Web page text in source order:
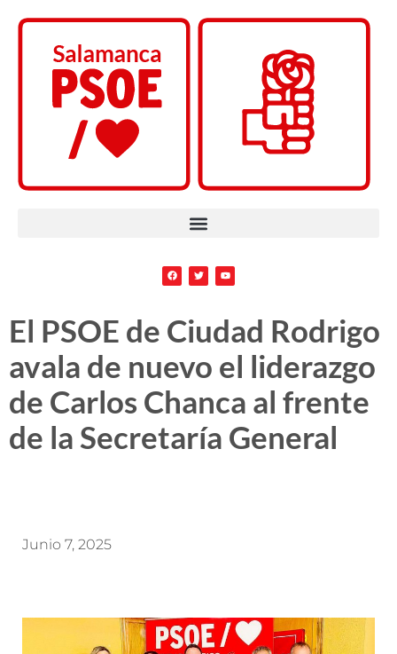
El PSOE de Ciudad Rodrigo
avala de nuevo el liderazgo
de Carlos Chanca al frente
de la Secretaría General
Junio 7, 2025